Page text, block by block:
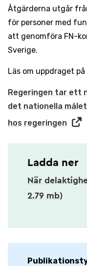
Åtgärderna utgår
för personer med
att genomföra FN-
Sverige.
Läs om uppdraget
Regeringen tar ett
det nationella
hos regeringen
Ladda ner
När
2.79 mb)